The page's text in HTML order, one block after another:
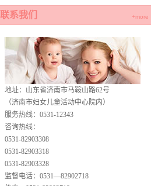
+more
联系我们
地址：山东省济南市马鞍山路62号
（济南市妇女儿童活动中心院内）
服务热线：0531-12343
咨询热线：
0531-82903308
0531-82903318
0531-82903328
监督电话：0531—82902718